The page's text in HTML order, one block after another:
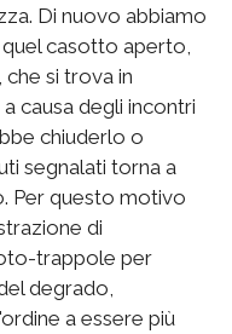
Di nuovo abbiamo
casotto aperto,
si trova in
causa degli incontri
chiuderlo o
segnalati torna a
Per questo motivo
di
trappole per
degrado,
a essere più